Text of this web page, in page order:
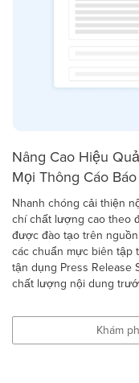
Nâng Cao Hiệu
Mọi Thông Cáo
Nhanh chóng cải thiện
chí chất lượng cao theo
được đào tạo trên
các chuẩn mực biên tập
tận dụng Press Release
chất lượng nội dung
Khám